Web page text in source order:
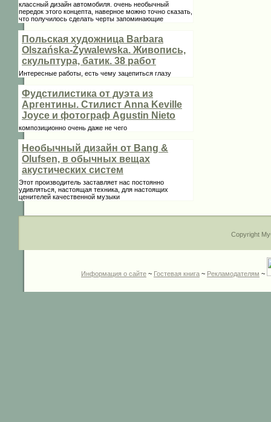
классный дизайн автомобиля. очень необычный
передок этого концепта, наверное можно точно сказать,
что получилось сделать черты запоминающие
Польская художница Barbara
Olszańska-Żywalewska. Живопись,
скульптура, батик. 38 работ
Интересные работы, есть чему зацепиться глазу
Фудстилистика от дуэта из
Аргентины. Стилист Anna Keville
Joycе и фотограф Agustin Nieto
композиционно очень даже не чего
Необычный дизайн от Bang &
Olufsen, в обычных вещах
акустических систем
Этот производитель заставляет нас постоянно
удивляться, настоящая техника, для настоящих
ценителей качественной музыки
Copyright
Информация о сайте ~ Гостевая книга ~ Рекламодателям ~